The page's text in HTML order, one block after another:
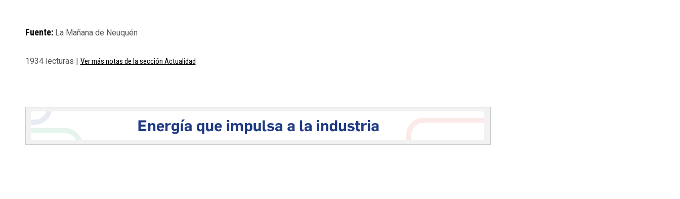
Fuente:La Mañana de Neuquén
1934 lecturas | Ver más notas de la sección Actualidad